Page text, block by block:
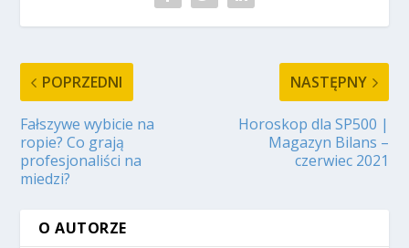
POPRZEDNI
Fałszywe wybicie na
ropie? Co grają
profesjonaliści na
miedzi?
NASTĘPNY
Horoskop dla SP500 |
Magazyn Bilans –
czerwiec 2021
O AUTORZE